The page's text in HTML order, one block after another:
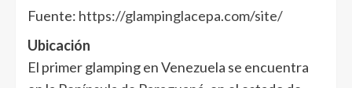
Fuente: https://glampinglacepa.com/site/
Ubicación
El primer glamping en Venezuela se encuentra